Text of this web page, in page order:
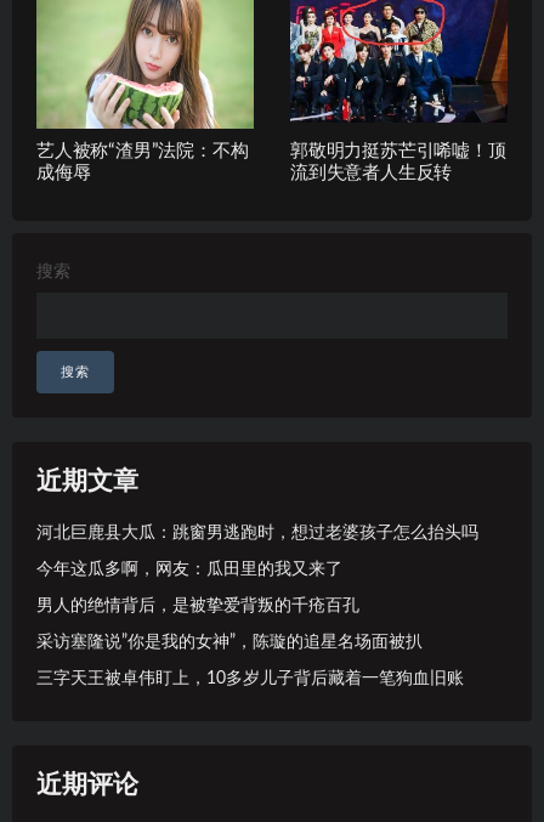
艺人被称“渣男”法院：不构
成侮辱
郭敬明力挺苏芒引唏嘘！顶
流到失意者人生反转
搜索
搜索
近期文章
河北巨鹿县大瓜：跳窗男逃跑时，想过老婆孩子怎么抬头吗
今年这瓜多啊，网友：瓜田里的我又来了
男人的绝情背后，是被挚爱背叛的千疮百孔
采访塞隆说”你是我的女神”，陈璇的追星名场面被扒
三字天王被卓伟盯上，10多岁儿子背后藏着一笔狗血旧账
近期评论